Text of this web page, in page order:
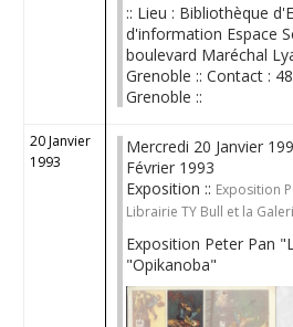
:: Lieu : Bibliothèque
d'information Espace
boulevard Maréchal
Grenoble :: Contact :
Grenoble ::
20 Janvier
1993
Mercredi 20 Janvier
Février 1993
Exposition :: Exposition
Librairie TY Bull et la
Exposition Peter Pan
"Opikanoba"